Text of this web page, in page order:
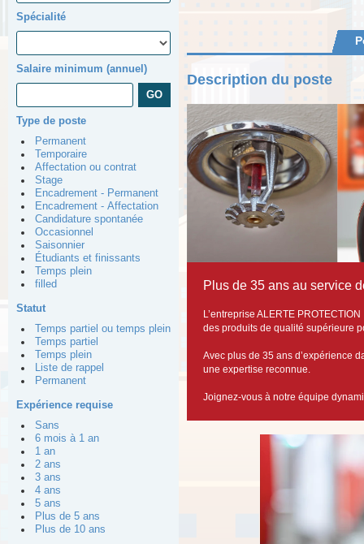
Spécialité
Salaire minimum (annuel)
Type de poste
Permanent
Temporaire
Affectation ou contrat
Stage
Encadrement - Permanent
Encadrement - Affectation
Candidature spontanée
Occasionnel
Saisonnier
Étudiants et finissants
Temps plein
filled
Statut
Temps partiel ou temps plein
Temps partiel
Temps plein
Liste de rappel
Permanent
Expérience requise
Sans
6 mois à 1 an
1 an
2 ans
3 ans
4 ans
5 ans
Plus de 5 ans
Plus de 10 ans
Description du poste
Plus de 35 ans au service
L’entreprise ALERTE
des produits de qualité supérieure
Avec plus de 35 ans d’expérience
une expertise reconnue.
Joignez-vous à notre équipe